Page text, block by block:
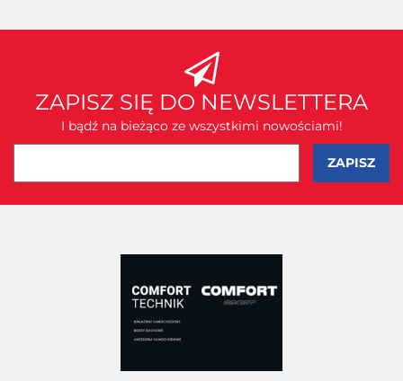
ZAPISZ SIĘ DO NEWSLETTERA
I bądź na bieżąco ze wszystkimi nowościami!